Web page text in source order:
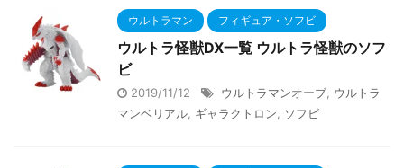
ウルトラマン フィギュア・ソフビ
ウルトラ怪獣DX一覧 ウルトラ怪獣のソフ
ビ
2019/11/12 ウルトラマンオーブ ウルトラ
マンベリアル ギャラクトロン ソフビ